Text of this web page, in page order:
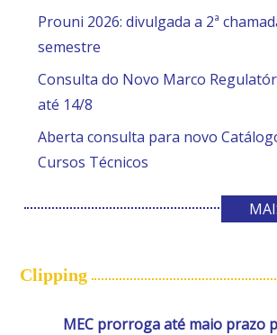
Prouni 2026: divulgada a 2ª
semestre
Consulta do Novo Marco
até 14/8
Aberta consulta para novo
Cursos Técnicos
Clipping
MEC prorroga até maio prazo